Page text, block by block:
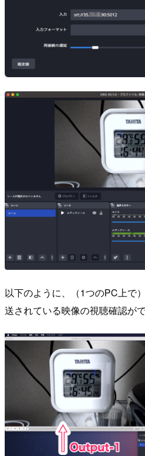
以下のように、（1つのPC上で
送されている映像の視聴確認がで